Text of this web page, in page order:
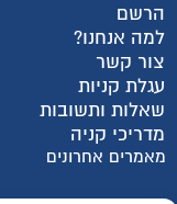
הרשם
למה אנחנו?
צור קשר
עגלת קניות
שאלות ותשובות
מדריכי קניה
מאמרים אחרונים